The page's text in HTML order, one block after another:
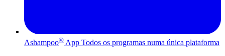
Ashampoo® App Todos os programas numa única plataforma